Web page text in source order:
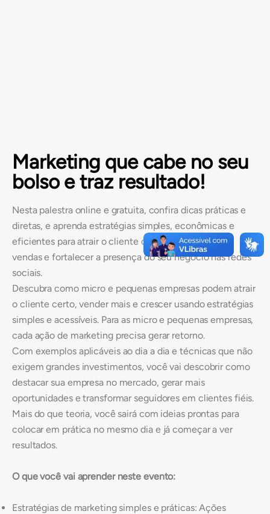
Marketing que cabe no seu
bolso e traz resultado!
Nesta palestra online e gratuita, confira dicas práticas e
diretas, e aprenda estratégias simples, econômicas e
eficientes para atrair o cliente certo, aumentar suas
vendas e fortalecer a presença do seu negócio nas redes
sociais.
Descubra como micro e pequenas empresas podem atrair
o cliente certo, vender mais e crescer usando estratégias
simples e acessíveis. Para as micro e pequenas empresas,
cada ação de marketing precisa gerar retorno.
Com exemplos aplicáveis ao dia a dia e técnicas que não
exigem grandes investimentos, você vai descobrir como
destacar sua empresa no mercado, gerar mais
oportunidades e transformar seguidores em clientes fiéis.
Mais do que teoria, você sairá com ideias prontas para
colocar em prática no mesmo dia e já começar a ver
resultados.
O que você vai aprender neste evento:
Estratégias de marketing simples e práticas: Ações